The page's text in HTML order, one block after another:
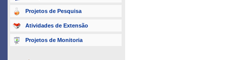
Projetos de Pesquisa
Atividades de Extensão
Projetos de Monitoria